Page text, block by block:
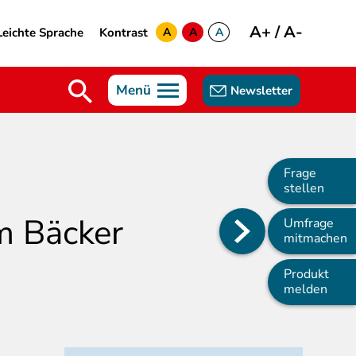
Sprache Kontrast
A
A
A
A+/A-
Menü Newsletter
Main
navigation
Frage
stellen
Umfrage
mitmachen
Produkt
melden
Bäcker